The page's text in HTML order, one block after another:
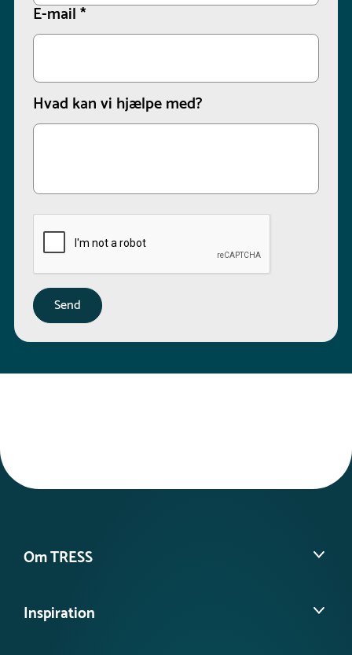
E-mail*
Hvad kan vi hjælpe med?
Om TRESS
Vores historie
Inspiration